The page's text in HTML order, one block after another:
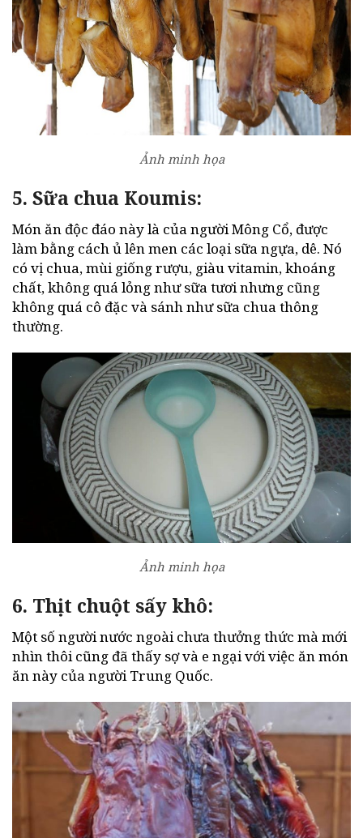
Ảnh minh họa
5. Sữa chua Koumis:
Món ăn độc đáo này là của người Mông Cổ, được
làm bằng cách ủ lên men các loại sữa ngựa, dê. Nó
có vị chua, mùi giống rượu, giàu vitamin, khoáng
chất, không quá lỏng như sữa tươi nhưng cũng
không quá cô đặc và sánh như sữa chua thông
thường.
Ảnh minh họa
6. Thịt chuột sấy khô:
Một số người nước ngoài chưa thưởng thức mà mới
nhìn thôi cũng đã thấy sợ và e ngại với việc ăn món
ăn này của người Trung Quốc.